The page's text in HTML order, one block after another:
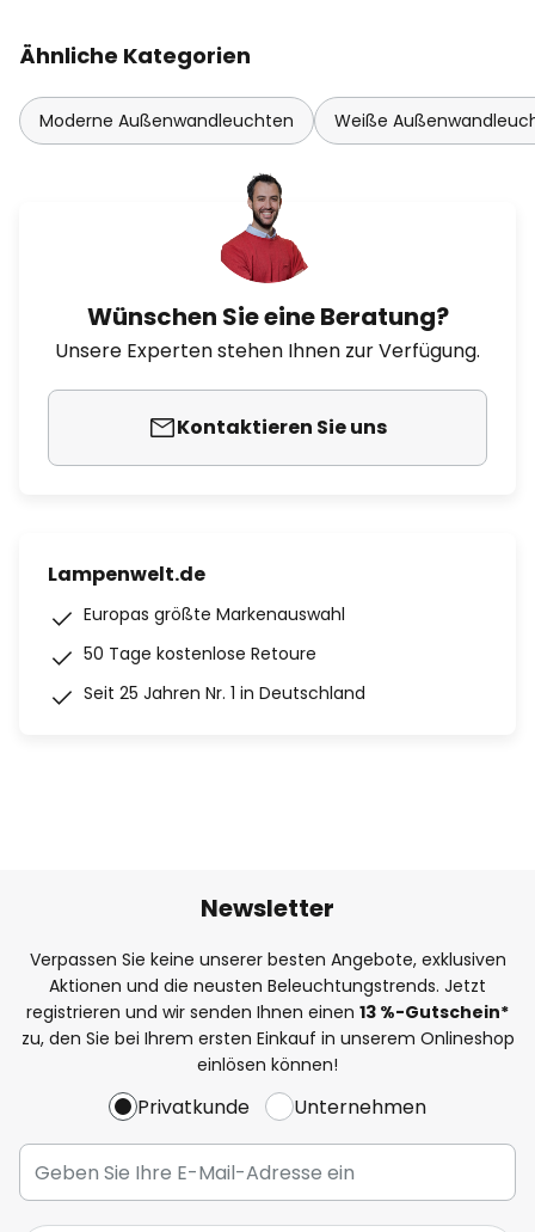
Ähnliche Kategorien
Moderne Außenwandleuchten Weiße
Wünschen Sie eine Beratung?
Unsere Experten stehen Ihnen zur Verfügung.
Kontaktieren Sie uns
Lampenwelt.de
Europas größte Markenauswahl
50 Tage kostenlose Retoure
Seit 25 Jahren Nr. 1 in Deutschland
Newsletter
Verpassen Sie keine unserer besten Angebote, exklusiven
Aktionen und die neusten Beleuchtungstrends. Jetzt
registrieren und wir senden Ihnen einen 13 %-Gutschein*
zu, den Sie bei Ihrem ersten Einkauf in unserem Onlineshop
einlösen können!
Privatkunde Unternehmen